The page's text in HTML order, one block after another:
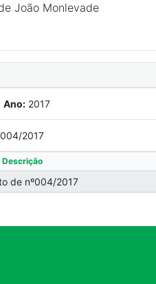
João Monlevade
Ano: 2017
2017
Descrição
de nº004/2017